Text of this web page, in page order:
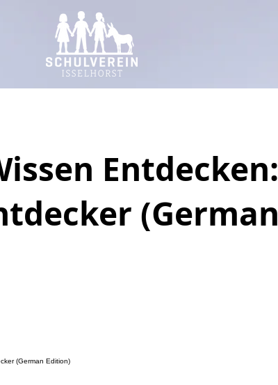
Entdecken:
(German